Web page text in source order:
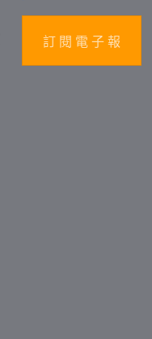
訂 閱 電 子 報